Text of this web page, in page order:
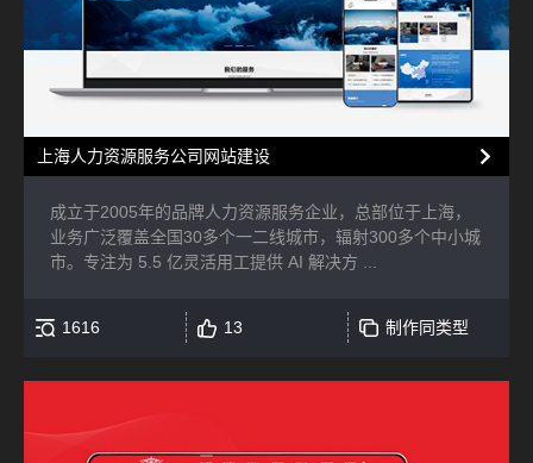
上海人力资源服务公司网站建设
成立于2005年的品牌人力资源服务企业，总部位于上海，
业务广泛覆盖全国30多个一二线城市，辐射300多个中小城
市。专注为 5.5 亿灵活用工提供 AI 解决方 ...
1616 13 制作同类型